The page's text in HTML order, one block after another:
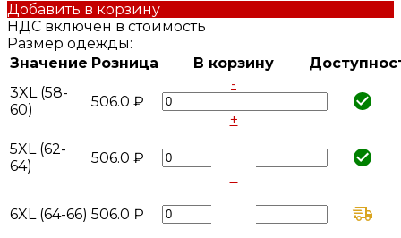
Добавить в корзину
НДС включен в стоимость
Размер одежды:
Значение Розница В корзину
3XL (58-
60)
506.0 ₽
-
+
5XL (62-
64)
506.0 ₽
6XL (64-66) 506.0 ₽